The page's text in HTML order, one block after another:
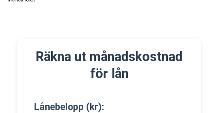
Räkna ut månadskostnad
för lån
Lånebelopp (kr):